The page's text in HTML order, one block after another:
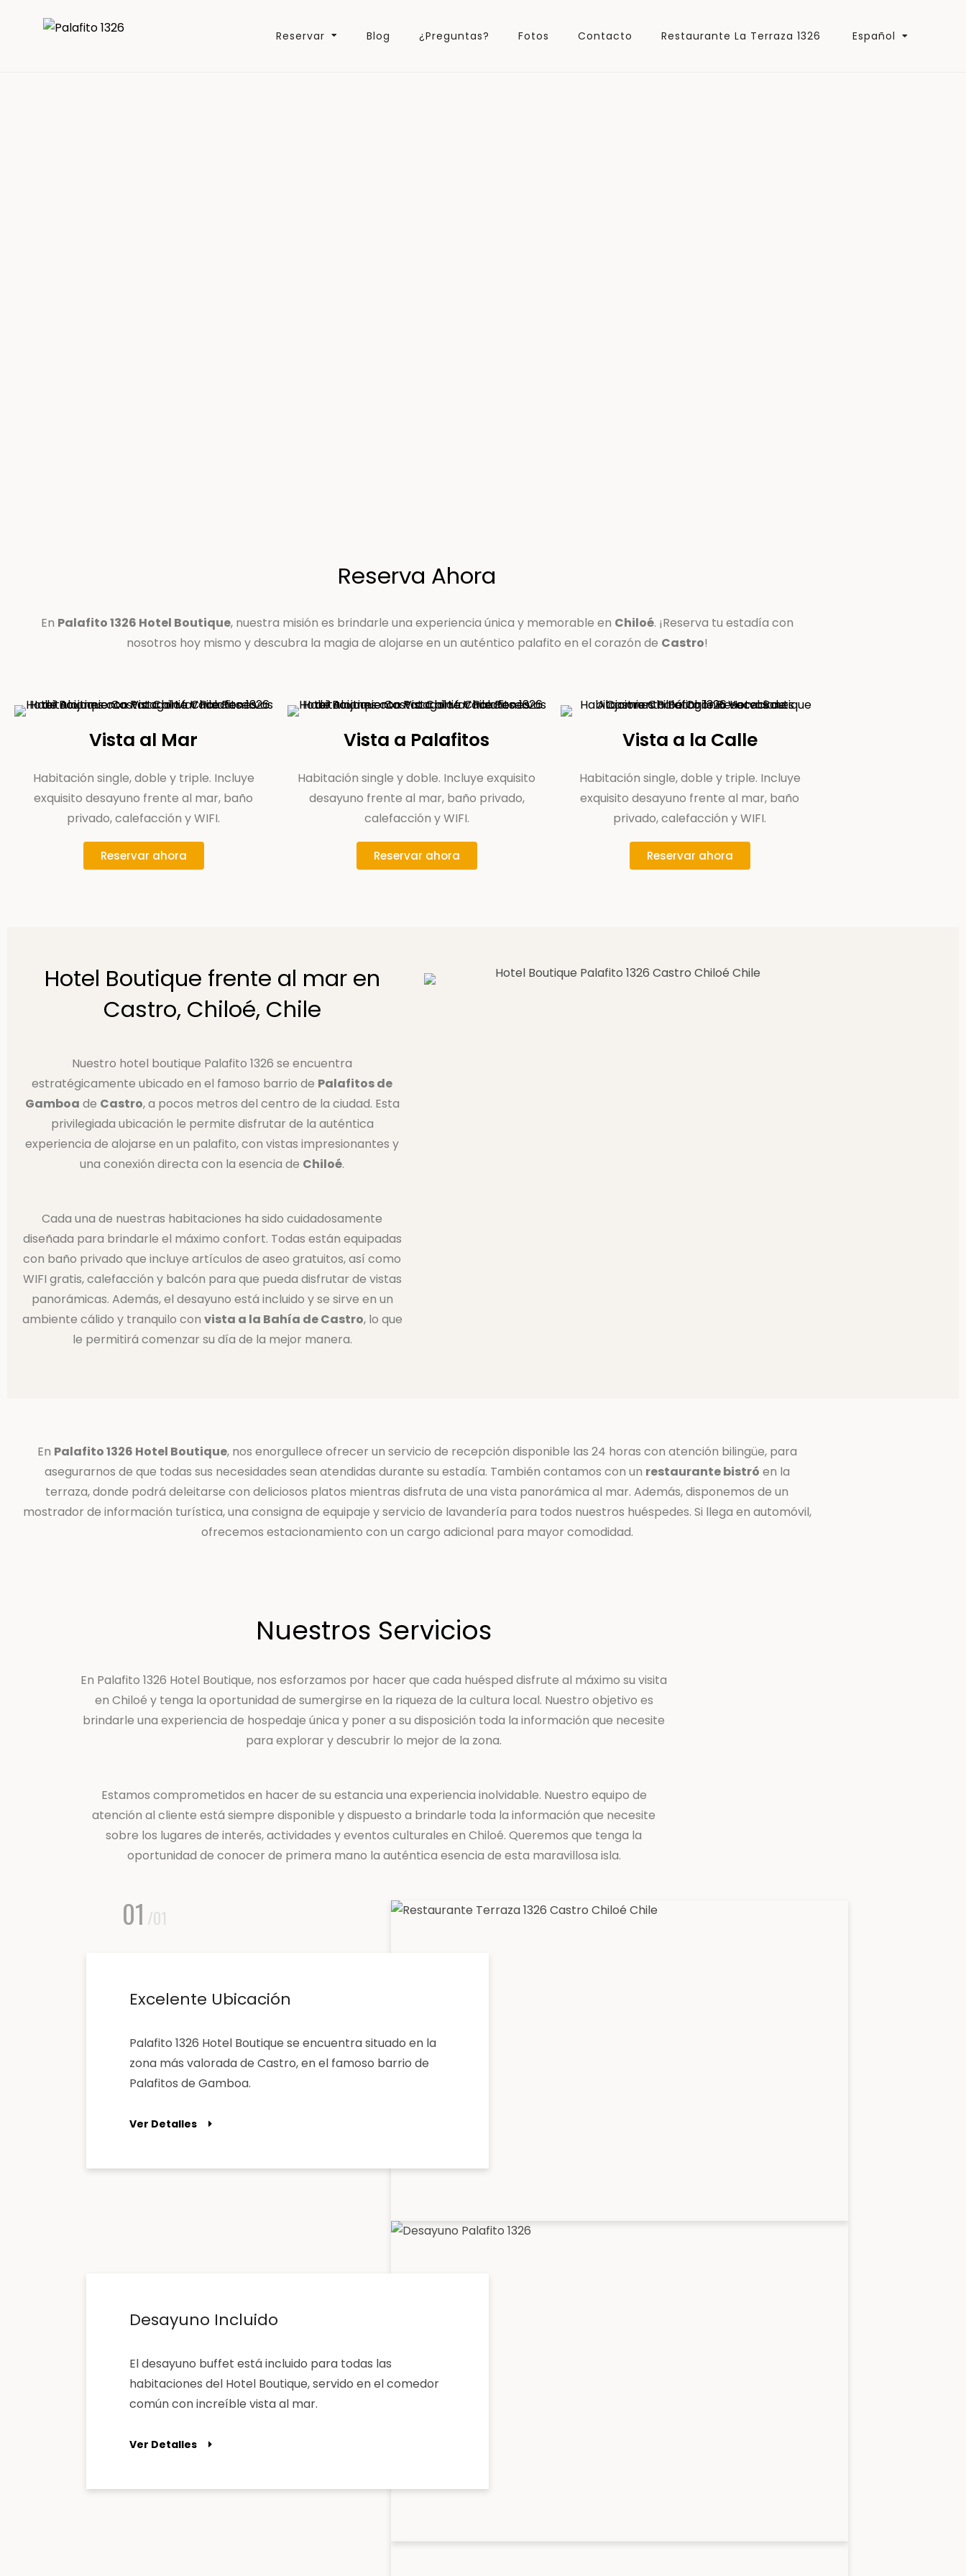
Palafito 1326
Reservar Blog ¿Preguntas? Fotos Contacto Restaurante La Terraza 1326 Español
Reserva Ahora
En Palafito 1326 Hotel Boutique, nuestra misión es brindarle una experiencia única y memorable en Chiloé. ¡Reserva tu estadía con
nosotros hoy mismo y descubra la magia de alojarse en un auténtico palafito en el corazón de Castro!
Vista al Mar
Habitación single, doble y triple. Incluye
exquisito desayuno frente al mar, baño
privado, calefacción y WIFI.
Reservar ahora
Vista a Palafitos
Habitación single y doble. Incluye exquisito
desayuno frente al mar, baño privado,
calefacción y WIFI.
Reservar ahora
Vista a la Calle
Habitación single, doble y triple. Incluye
exquisito desayuno frente al mar, baño
privado, calefacción y WIFI.
Reservar ahora
Hotel Boutique frente al mar en
Castro, Chiloé, Chile​
Nuestro hotel boutique Palafito 1326 se encuentra
estratégicamente ubicado en el famoso barrio de Palafitos de
Gamboa de Castro, a pocos metros del centro de la ciudad. Esta
privilegiada ubicación le permite disfrutar de la auténtica
experiencia de alojarse en un palafito, con vistas impresionantes y
una conexión directa con la esencia de Chiloé.
Cada una de nuestras habitaciones ha sido cuidadosamente
diseñada para brindarle el máximo confort. Todas están equipadas
con baño privado que incluye artículos de aseo gratuitos, así como
WIFI gratis, calefacción y balcón para que pueda disfrutar de vistas
panorámicas. Además, el desayuno está incluido y se sirve en un
ambiente cálido y tranquilo con vista a la Bahía de Castro, lo que
le permitirá comenzar su día de la mejor manera.
En Palafito 1326 Hotel Boutique, nos enorgullece ofrecer un servicio de recepción disponible las 24 horas con atención bilingüe, para
asegurarnos de que todas sus necesidades sean atendidas durante su estadía. También contamos con un restaurante bistró en la
terraza, donde podrá deleitarse con deliciosos platos mientras disfruta de una vista panorámica al mar. Además, disponemos de un
mostrador de información turística, una consigna de equipaje y servicio de lavandería para todos nuestros huéspedes. Si llega en automóvil,
ofrecemos estacionamiento con un cargo adicional para mayor comodidad.
Nuestros Servicios
En Palafito 1326 Hotel Boutique, nos esforzamos por hacer que cada huésped disfrute al máximo su visita
en Chiloé y tenga la oportunidad de sumergirse en la riqueza de la cultura local. Nuestro objetivo es
brindarle una experiencia de hospedaje única y poner a su disposición toda la información que necesite
para explorar y descubrir lo mejor de la zona.
Estamos comprometidos en hacer de su estancia una experiencia inolvidable. Nuestro equipo de
atención al cliente está siempre disponible y dispuesto a brindarle toda la información que necesite
sobre los lugares de interés, actividades y eventos culturales en Chiloé. Queremos que tenga la
oportunidad de conocer de primera mano la auténtica esencia de esta maravillosa isla.
01 /01
Excelente Ubicación
Palafito 1326 Hotel Boutique se encuentra situado en la
zona más valorada de Castro, en el famoso barrio de
Palafitos de Gamboa.
Ver Detalles
Desayuno Incluido
El desayuno buffet está incluido para todas las
habitaciones del Hotel Boutique, servido en el comedor
común con increíble vista al mar.
Ver Detalles